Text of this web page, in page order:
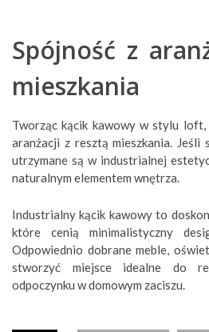
Spójność z
mieszkania
Tworząc kącik kawowy w stylu
aranżacji z resztą mieszkania. Jeśli
utrzymane są w industrialnej
naturalnym elementem wnętrza.
Industrialny kącik kawowy to
które cenią minimalistyczny
Odpowiednio dobrane meble,
stworzyć miejsce idealne do
odpoczynku w domowym zaciszu.